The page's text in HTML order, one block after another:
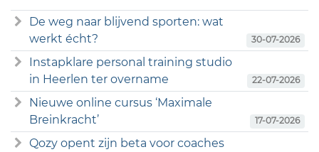
De weg naar blijvend sporten: wat
werkt écht?
30-07-2026
Instapklare personal training studio
in Heerlen ter overname
22-07-2026
Nieuwe online cursus ‘Maximale
Breinkracht’
17-07-2026
Qozy opent zijn beta voor coaches